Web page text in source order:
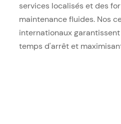
services localisés et des
maintenance fluides. Nos
internationaux
temps d'arrêt et